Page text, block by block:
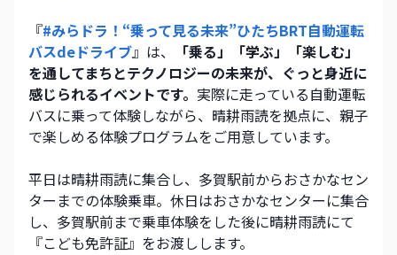
『#みらドラ！“乗って見る未来”ひたちBRT自動運転
バスdeドライブ』は、
「乗る」「学ぶ」「楽しむ」
を通してまちとテクノロジーの未来が、ぐっと身近に
感じられるイベントです。 実際に走っている自動運転
バスに乗って体験しながら、晴耕雨読を拠点に、親子
で楽しめる体験プログラムをご用意しています。
平日は晴耕雨読に集合し、多賀駅前からおさかなセン
ターまでの体験乗車。休日はおさかなセンターに集合
し、多賀駅前まで乗車体験をした後に晴耕雨読にて
『こども免許証』をお渡しします。